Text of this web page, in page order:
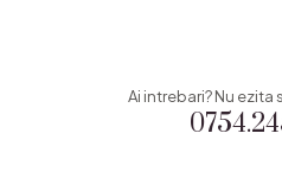
Ai intrebari? Nu